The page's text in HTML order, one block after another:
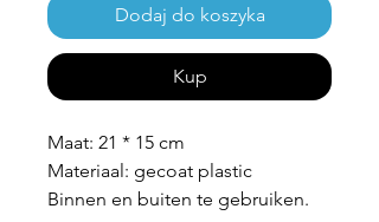
Dodaj do koszyka
Kup
Maat: 21 * 15 cm
Materiaal: gecoat plastic
Binnen en buiten te gebruiken.